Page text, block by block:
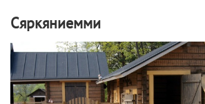
Сяркяниемми